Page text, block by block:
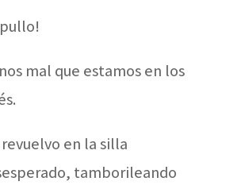
mal que estamos en los
revuelvo en la silla
tamborileando